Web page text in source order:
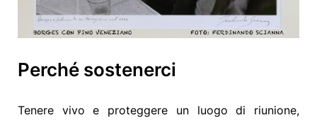
Perché sostenerci
Tenere vivo e proteggere un luogo di riunione,